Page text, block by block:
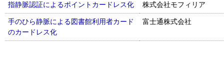
指静脈認証によるポイントカードレス化
株式会社モフィリア
手のひら静脈による図書館利用者カード
のカードレス化
富士通株式会社